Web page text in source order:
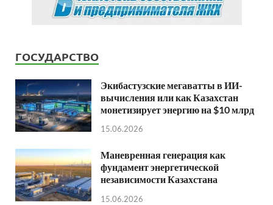
ГОСУДАРСТВО
Экибастузские мегаватты в ИИ-
вычисления или как Казахстан
монетизирует энергию на $10 млрд
15.06.2026
Маневренная генерация как
фундамент энергетической
независимости Казахстана
15.06.2026